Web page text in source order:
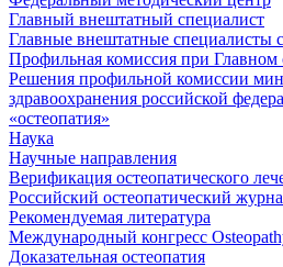
Главный внештатный специалист
Главные внештатные специалисты
Профильная комиссия при Главном
Решения профильной комиссии
здравоохранения российской
«остеопатия»
Наука
Научные направления
Верификация остеопатического
Российский остеопатический
Рекомендуемая литература
Международный конгресс
Доказательная остеопатия